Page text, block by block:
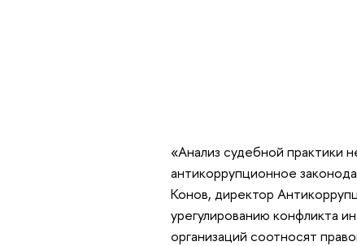
«Анализ судебной практики
антикоррупционное
Конов, директор
урегулированию конфликта
организаций соотносят